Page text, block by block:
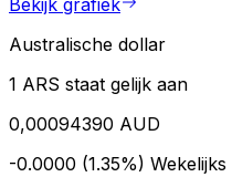
Bekijk grafiek
Australische dollar
1 ARS staat gelijk aan
0,00094390 AUD
-0.0000 (1.35%) Wekelijks